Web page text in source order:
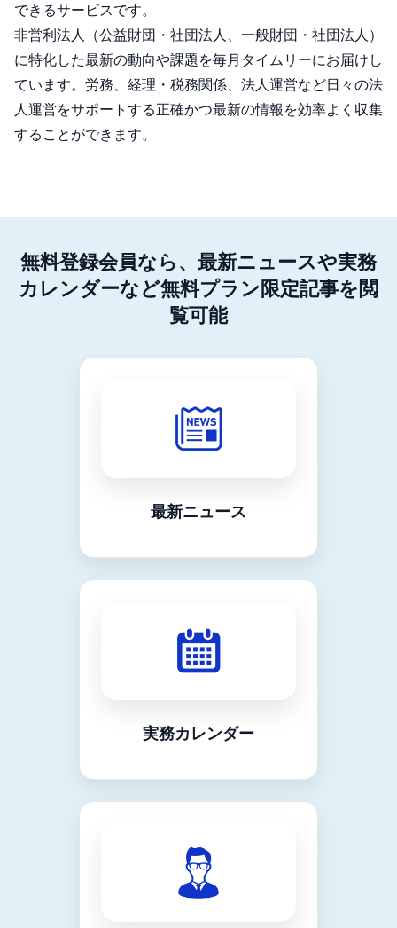
できるサービスです。
非営利法人（公益財団・社団法人、一般財団・社団法人）
に特化した最新の動向や課題を毎月タイムリーにお届けし
ています。労務、経理・税務関係、法人運営など日々の法
人運営をサポートする正確かつ最新の情報を効率よく収集
することができます。
無料登録会員なら、最新ニュースや実務
カレンダーなど無料プラン限定記事を閲
覧可能
最新ニュース
実務カレンダー